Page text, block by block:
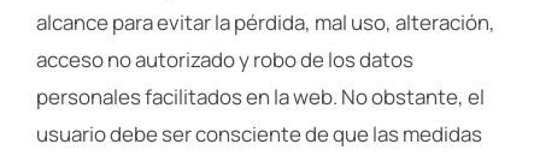
alcance para evitar la pérdida, mal uso, alteración,
acceso no autorizado y robo de los datos
personales facilitados en la web. No obstante, el
usuario debe ser consciente de que las medidas